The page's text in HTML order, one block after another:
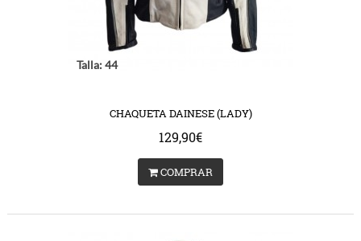
Talla: 44
CHAQUETA DAINESE (LADY)
129,90€
COMPRAR